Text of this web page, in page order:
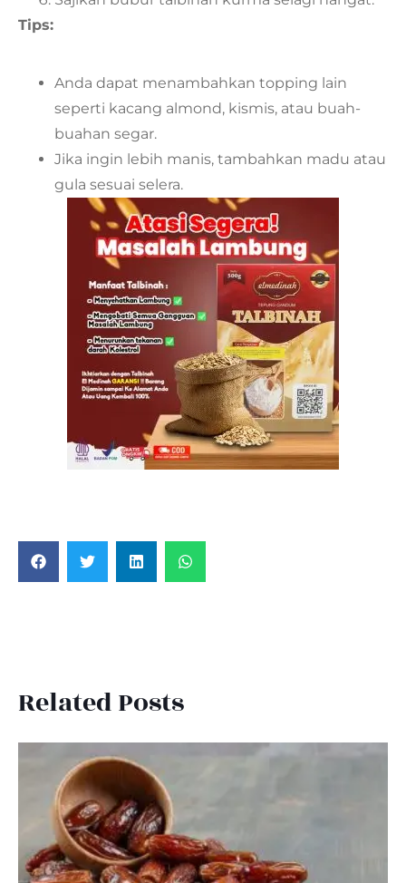
Tips:
Anda dapat menambahkan topping lain
seperti kacang almond, kismis, atau buah-
buahan segar.
Jika ingin lebih manis, tambahkan madu atau
gula sesuai selera.
Related Posts